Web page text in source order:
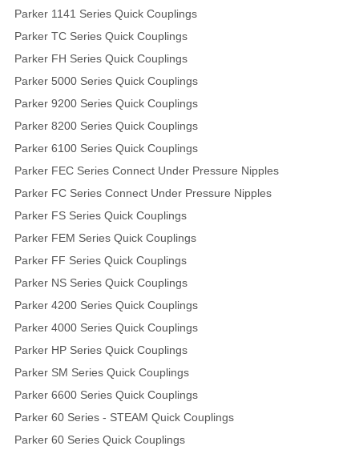
Parker 1141 Series Quick Couplings
Parker TC Series Quick Couplings
Parker FH Series Quick Couplings
Parker 5000 Series Quick Couplings
Parker 9200 Series Quick Couplings
Parker 8200 Series Quick Couplings
Parker 6100 Series Quick Couplings
Parker FEC Series Connect Under Pressure Nipples
Parker FC Series Connect Under Pressure Nipples
Parker FS Series Quick Couplings
Parker FEM Series Quick Couplings
Parker FF Series Quick Couplings
Parker NS Series Quick Couplings
Parker 4200 Series Quick Couplings
Parker 4000 Series Quick Couplings
Parker HP Series Quick Couplings
Parker SM Series Quick Couplings
Parker 6600 Series Quick Couplings
Parker 60 Series - STEAM Quick Couplings
Parker 60 Series Quick Couplings